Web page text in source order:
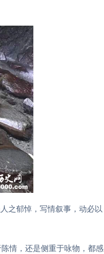
之郁悼，写情叙事，动必以
情，还是侧重于咏物，都感